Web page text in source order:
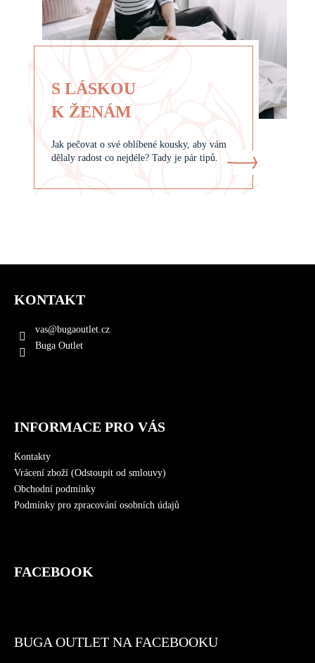
S LÁSKOU
K ŽENÁM
Jak pečovat o své oblíbené kousky, aby vám
dělaly radost co nejdéle? Tady je pár tipů.
Z
KONTAKT
vas@bugaoutlet.cz
Buga Outlet
INFORMACE PRO VÁS
Kontakty
Vrácení zboží (Odstoupit od smlouvy)
Obchodní podmínky
Podmínky pro zpracování osobních údajů
FACEBOOK
BUGA OUTLET NA FACEBOOKU